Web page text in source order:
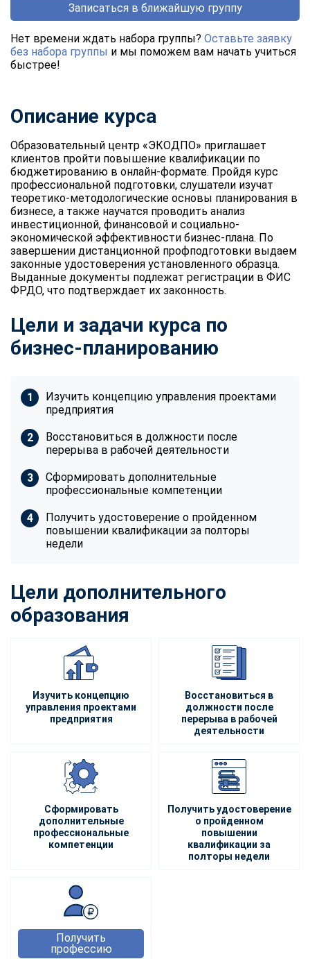
Записаться в ближайшую группу
Нет времени ждать набора группы? Оставьте заявку
без набора группы и мы поможем вам начать учиться
быстрее!
Описание курса
Образовательный центр «ЭКОДПО» приглашает
клиентов пройти повышение квалификации по
бюджетированию в онлайн-формате. Пройдя курс
профессиональной подготовки, слушатели изучат
теоретико-методологические основы планирования в
бизнесе, а также научатся проводить анализ
инвестиционной, финансовой и социально-
экономической эффективности бизнес-плана. По
завершении дистанционной профподготовки выдаем
законные удостоверения установленного образца.
Выданные документы подлежат регистрации в ФИС
ФРДО, что подтверждает их законность.
Цели и задачи курса по
бизнес-планированию
Изучить концепцию управления проектами
предприятия
Восстановиться в должности после
перерыва в рабочей деятельности
Сформировать дополнительные
профессиональные компетенции
Получить удостоверение о пройденном
повышении квалификации за полторы
недели
Цели дополнительного
образования
Изучить концепцию
управления проектами
предприятия
Восстановиться в
должности после
перерыва в рабочей
деятельности
Сформировать
дополнительные
профессиональные
компетенции
Получить удостоверение
о пройденном
повышении
квалификации за
полторы недели
Получить
профессию